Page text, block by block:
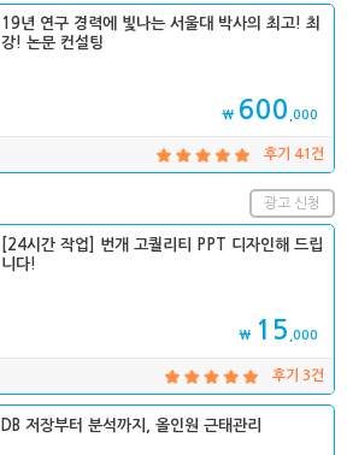
19년 연구 경력에 빛나는 서울대 박사의 최고! 최
강! 논문 컨설팅
₩ 600 ,000
후기 41건
광고 신청
[24시간 작업] 번개 고퀄리티 PPT 디자인해 드립
니다!
₩ 15 ,000
후기 3건
DB 저장부터 분석까지, 올인원 근태관리